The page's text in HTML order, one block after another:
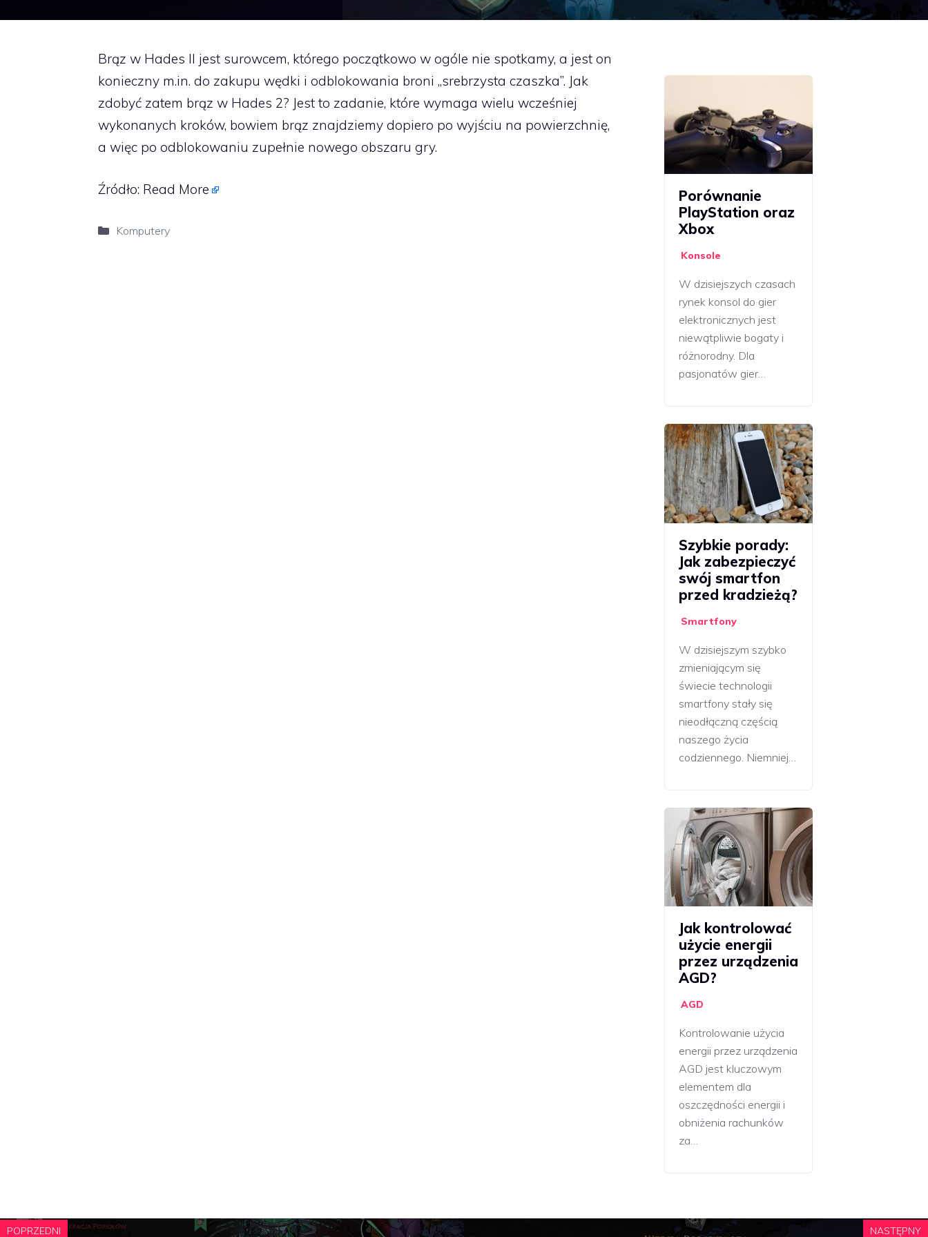
Brąz w Hades II jest surowcem, którego początkowo w ogóle nie spotkamy, a jest on
konieczny m.in. do zakupu wędki i odblokowania broni „srebrzysta czaszka”. Jak
zdobyć zatem brąz w Hades 2? Jest to zadanie, które wymaga wielu wcześniej
wykonanych kroków, bowiem brąz znajdziemy dopiero po wyjściu na powierzchnię,
a więc po odblokowaniu zupełnie nowego obszaru gry.
Źródło: Read More
Kategorie
Komputery
Porównanie
PlayStation oraz
Xbox
Konsole
W dzisiejszych czasach
rynek konsol do gier
elektronicznych jest
niewątpliwie bogaty i
różnorodny. Dla
pasjonatów gier…
Szybkie porady:
Jak zabezpieczyć
swój smartfon
przed kradzieżą?
Smartfony
W dzisiejszym szybko
zmieniającym się
świecie technologii
smartfony stały się
nieodłączną częścią
naszego życia
codziennego. Niemniej…
Jak kontrolować
użycie energii
przez urządzenia
AGD?
AGD
Kontrolowanie użycia
energii przez urządzenia
AGD jest kluczowym
elementem dla
oszczędności energii i
obniżenia rachunków
za…
POPRZEDNI NASTĘPNY